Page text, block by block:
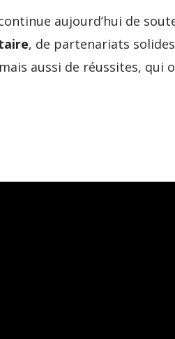
aujourd’hui de
, de partenariats
aussi de réussites, qui